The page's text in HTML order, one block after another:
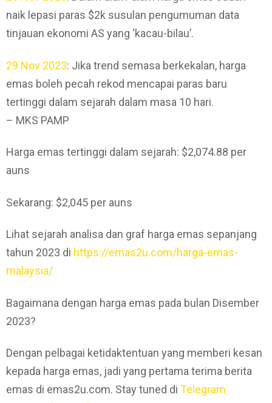
naik lepasi paras $2k susulan pengumuman data
tinjauan ekonomi AS yang ‘kacau-bilau’.
29 Nov 2023: Jika trend semasa berkekalan, harga
emas boleh pecah rekod mencapai paras baru
tertinggi dalam sejarah dalam masa 10 hari.
– MKS PAMP
Harga emas tertinggi dalam sejarah: $2,074.88 per
auns
Sekarang: $2,045 per auns
Lihat sejarah analisa dan graf harga emas sepanjang
tahun 2023 di https://emas2u.com/harga-emas-
malaysia/
Bagaimana dengan harga emas pada bulan Disember
2023?
Dengan pelbagai ketidaktentuan yang memberi kesan
kepada harga emas, jadi yang pertama terima berita
emas di emas2u.com. Stay tuned di Telegram